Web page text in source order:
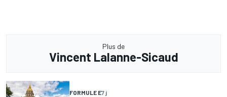
Plus de
Vincent Lalanne-Sicaud
FORMULE E7 j